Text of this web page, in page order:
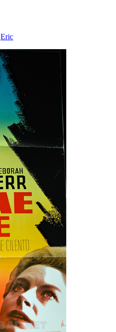
Eric